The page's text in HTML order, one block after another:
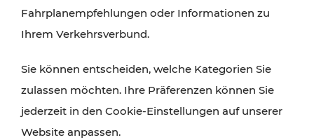
Fahrplanempfehlungen oder Informationen zu
Ihrem Verkehrsverbund.
Sie können entscheiden, welche Kategorien Sie
zulassen möchten. Ihre Präferenzen können Sie
jederzeit in den Cookie-Einstellungen auf unserer
Website anpassen.